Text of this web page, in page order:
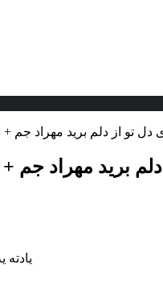
تو از دلم برید مهراد جم +
برید مهراد جم +